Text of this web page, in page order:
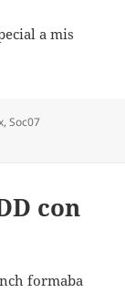
a mis
,Soc07
con
formaba